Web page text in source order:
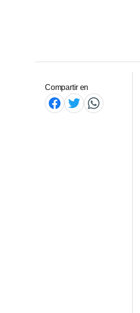
Compartir en